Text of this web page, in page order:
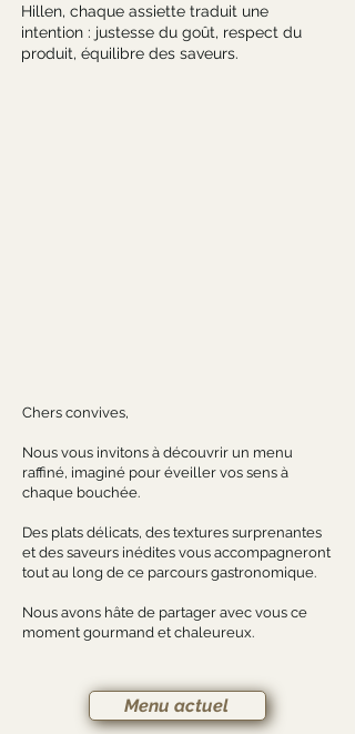
Hillen, chaque assiette traduit une
intention : justesse du goût, respect du
produit, équilibre des saveurs.
Chers convives,
Nous vous invitons à découvrir un menu
raffiné, imaginé pour éveiller vos sens à
chaque bouchée.
Des plats délicats, des textures surprenantes
et des saveurs inédites vous accompagneront
tout au long de ce parcours gastronomique.
Nous avons hâte de partager avec vous ce
moment gourmand et chaleureux.
Menu actuel